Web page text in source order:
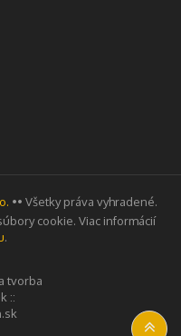
•• Všetky práva vyhradené.
cookie. Viac informácií
.